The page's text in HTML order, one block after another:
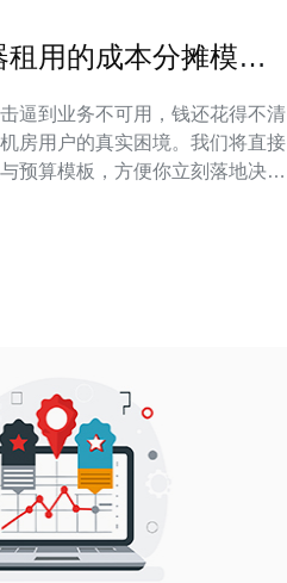
用的成本分摊模型
逼到业务不可用，钱还花得不清
房用户的真实困境。我们将直接
预算模板，方便你立刻落地决
件、DDoS防护服务和运维三类